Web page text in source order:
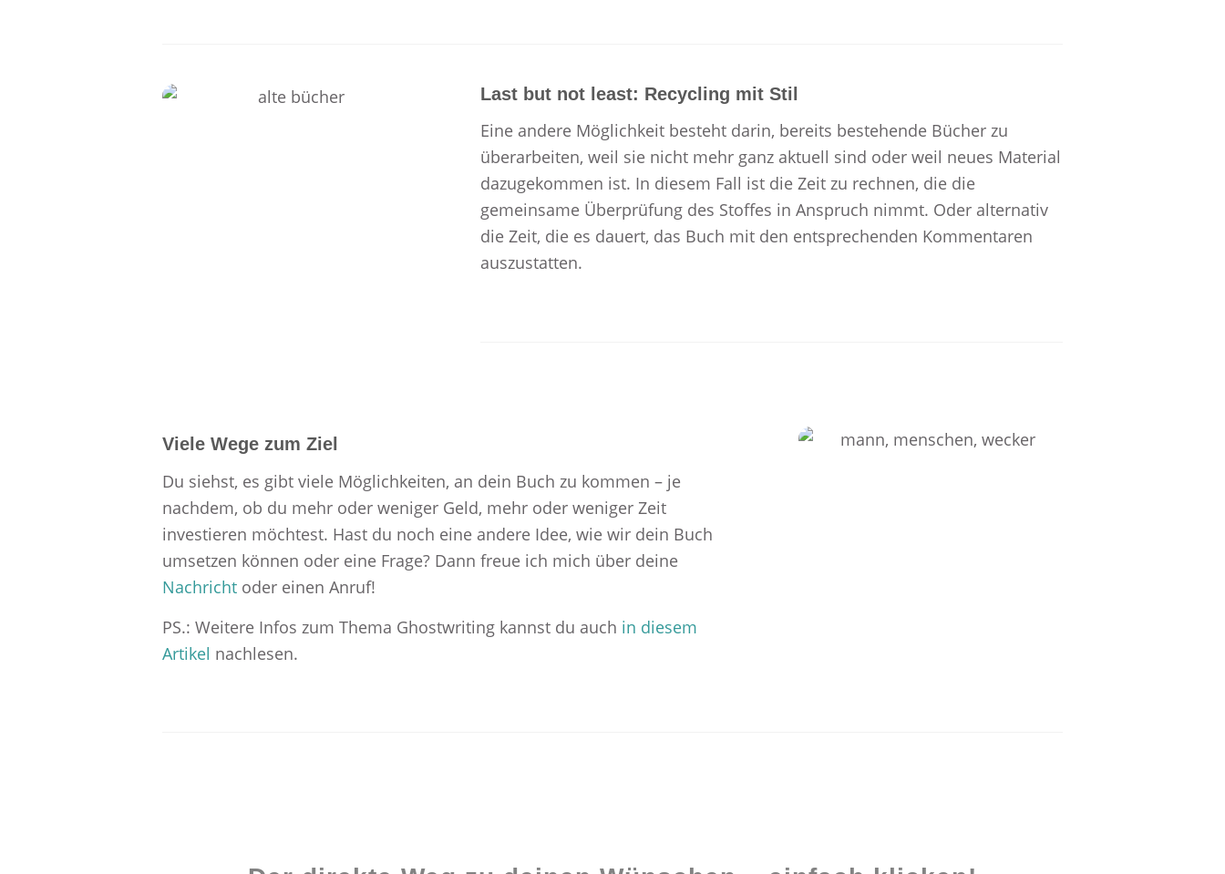
Last but not least: Recycling mit Stil
Eine andere Möglichkeit besteht darin, bereits bestehende Bücher zu
überarbeiten, weil sie nicht mehr ganz aktuell sind oder weil neues Material
dazugekommen ist. In diesem Fall ist die Zeit zu rechnen, die die
gemeinsame Überprüfung des Stoffes in Anspruch nimmt. Oder alternativ
die Zeit, die es dauert, das Buch mit den entsprechenden Kommentaren
auszustatten.
Viele Wege zum Ziel
Du siehst, es gibt viele Möglichkeiten, an dein Buch zu kommen – je
nachdem, ob du mehr oder weniger Geld, mehr oder weniger Zeit
investieren möchtest. Hast du noch eine andere Idee, wie wir dein Buch
umsetzen können oder eine Frage? Dann freue ich mich über deine
Nachrichtoder einen Anruf!
PS.: Weitere Infos zum Thema Ghostwriting kannst du auch in diesem
Artikel nachlesen.